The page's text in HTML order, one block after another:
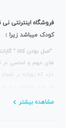
فروشگاه اینترنتی
کودک میباشد زیرا :
"اصل بودن کالا "
های مهم و اساسی در
دارد که روزانه بر
مشاهده بیشتر